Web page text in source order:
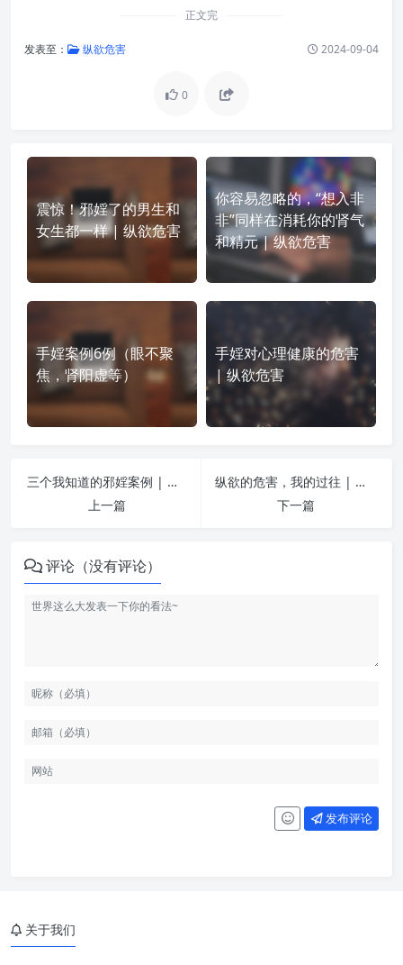
正文完
发表至： 纵欲危害 2024-09-04
0
震惊！邪婬了的男生和
女生都一样 | 纵欲危害
你容易忽略的，“想入非
非”同样在消耗你的肾气
和精元 | 纵欲危害
手婬案例6例（眼不聚
焦，肾阳虚等）
手婬对心理健康的危害
| 纵欲危害
三个我知道的邪婬案例 | 纵欲危害
上一篇
纵欲的危害，我的过往 | 纵欲危害
下一篇
评论（没有评论）
发布评论
关于我们